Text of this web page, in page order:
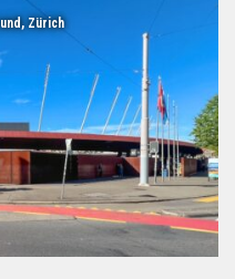
Zürich